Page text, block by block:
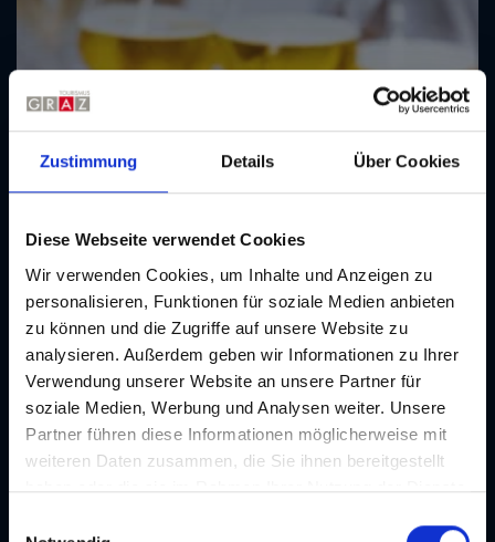
Zustimmung Details Über Cookies
Diese Webseite verwendet Cookies
Wir verwenden Cookies, um Inhalte und Anzeigen zu
personalisieren, Funktionen für soziale Medien anbieten
zu können und die Zugriffe auf unsere Website zu
analysieren. Außerdem geben wir Informationen zu Ihrer
Verwendung unserer Website an unsere Partner für
soziale Medien, Werbung und Analysen weiter. Unsere
Partner führen diese Informationen möglicherweise mit
weiteren Daten zusammen, die Sie ihnen bereitgestellt
haben oder die sie im Rahmen Ihrer Nutzung der Dienste